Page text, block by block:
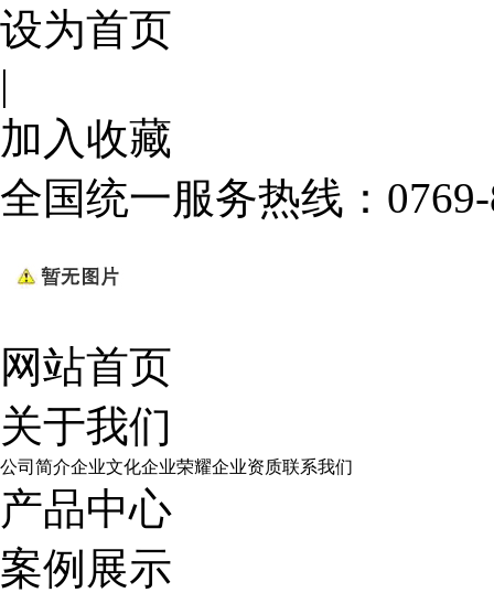
设为首页
|
加入收藏
全国统一服务热线：
网站首页
关于我们
公司简介企业文化企业荣耀企业资质联系我们
产品中心
案例展示